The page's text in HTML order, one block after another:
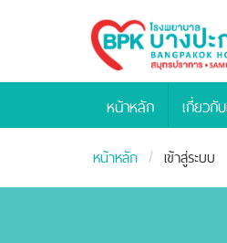
Bangpakok
Hospital
หน้าหลัก เกี่ยวกั
หน้าหลัก เข้าสู่ระบบ